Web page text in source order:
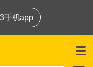
手机app